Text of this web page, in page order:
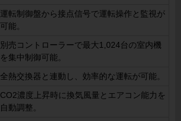
運転制御盤から接点信号で運転操作と監視が
可能。
別売コントローラーで最大1,024台の室内機
を集中制御可能。
全熱交換器と連動し、効率的な運転が可能。
CO2濃度上昇時に換気風量とエアコン能力を
自動調整。